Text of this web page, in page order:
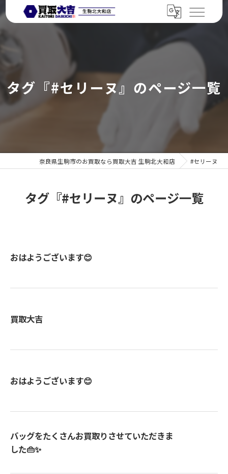
タグ『#セリーヌ』のページ一覧
奈良県生駒市のお買取なら買取大吉 生駒北大和店 #セリーヌ
タグ『#セリーヌ』のページ一覧
おはようございます😊
買取大吉
おはようございます😊
バッグをたくさんお買取りさせていただきま
した👜✨